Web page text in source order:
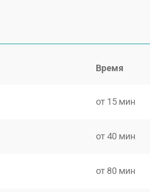
Время
от 15 мин
от 40 мин
от 80 мин